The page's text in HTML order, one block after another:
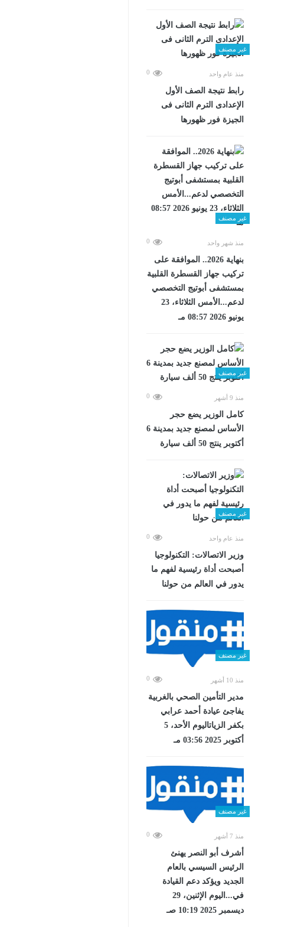
غير مصنف
منذ عام واحد 0
رابط نتيجة الصف الأول
الإعدادى الترم الثانى فى
الجيزة فور ظهورها
غير مصنف
منذ شهر واحد 0
بنهاية 2026.. الموافقة على
تركيب جهاز القسطرة القلبية
بمستشفى أبوتيج التخصصي
لدعم...الأمس الثلاثاء، 23
يونيو 2026 08:57 مـ
غير مصنف
منذ 9 أشهر 0
كامل الوزير يضع حجر
الأساس لمصنع جديد بمدينة 6
أكتوبر ينتج 50 ألف سيارة
غير مصنف
منذ عام واحد 0
وزير الاتصالات: التكنولوجيا
أصبحت أداة رئيسية لفهم ما
يدور في العالم من حولنا
غير مصنف
منذ 10 أشهر 0
مدير التأمين الصحي بالغربية
يفاجئ عيادة أحمد عرابي
بكفر الزياتاليوم الأحد، 5
أكتوبر 2025 03:56 مـ
غير مصنف
منذ 7 أشهر 0
أشرف أبو النصر يهنئ
الرئيس السيسي بالعام
الجديد ويؤكد دعم القيادة
في...اليوم الإثنين، 29
ديسمبر 2025 10:19 صـ